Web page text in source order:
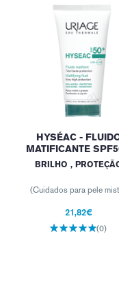
HYSÉAC -
MATIFICANTE
BRILHO ,
(Cuidados para pele
21,82€
(0)